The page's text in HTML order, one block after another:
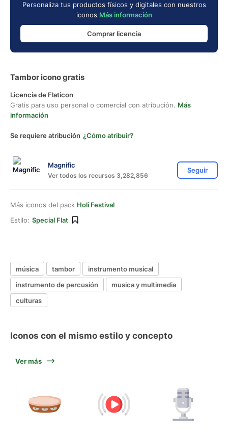
Personaliza tus productos físicos y digitales con nuestros
iconos Más información
Comprar licencia
Tambor icono gratis
Licencia de Flaticon
Gratis para uso personal o comercial con atribución. Más
información
Se requiere atribución ¿Cómo atribuir?
Magnific
Ver todos los recursos 3,282,856
Seguir
Más iconos del pack Holi Festival
Estilo: Special Flat
música tambor
instrumento musical
instrumento de percusión
musica y multimedia
culturas
Iconos con el mismo estilo y concepto
Ver más